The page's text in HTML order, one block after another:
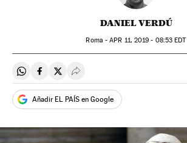
DANIEL VERDÚ
Roma -APR 11, 2019 - 08:53 EDT
Compartir en Whatsapp
Compartir en Facebook
Compartir en Twitter
Desplegar Redes Sociales
Añadir EL PAÍS en Google